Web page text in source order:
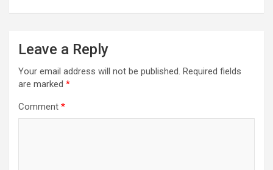
Leave a Reply
Your email address will not be published. Required fields
are marked *
Comment *